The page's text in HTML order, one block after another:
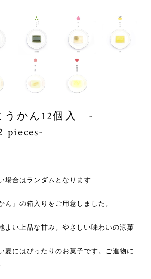
うかん12個入 -
pieces-
場合はランダムとなります
ん」の箱入りをご用意しました。
よい上品な甘み。やさしい味わいの涼菓
夏にはぴったりのお菓子です。ご進物に